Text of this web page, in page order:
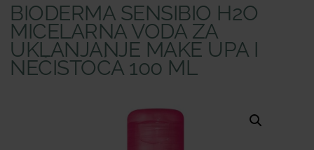
BIODERMA SENSIBIO H2O
MICELARNA VODA ZA
UKLANJANJE MAKE UPA I
NEČISTOĆA 100 ML